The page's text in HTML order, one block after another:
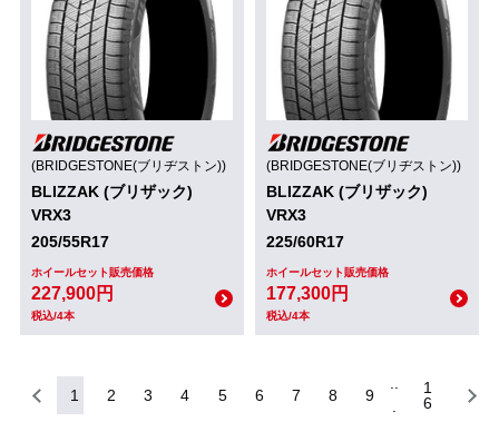
(BRIDGESTONE(ブリヂストン))
BLIZZAK (ブリザック)
VRX3
205/55R17
ホイールセット販売価格
227,900円
税込/4本
(BRIDGESTONE(ブリヂストン))
BLIZZAK (ブリザック)
VRX3
225/60R17
ホイールセット販売価格
177,300円
税込/4本
1 2 3 4 5 6 7 8 9
1
6